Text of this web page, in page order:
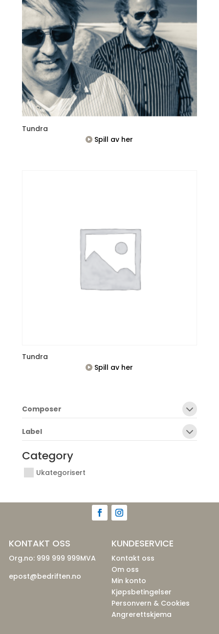
Tundra
Spill av her
Tundra
Spill av her
Composer
Label
Category
Ukategorisert
KONTAKT OSS
Org.no: 999 999 999MVA
epost@bedriften.no
KUNDESERVICE
Kontakt oss
Om oss
Min konto
Kjøpsbetingelser
Personvern & Cookies
Angrerettskjema